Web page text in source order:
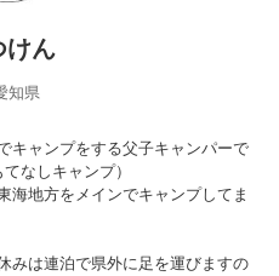
けん
知県
キャンプをする父子キャンパーで
なしキャンプ）
海地方をメインでキャンプしてま
みは連泊で県外に足を運びますの